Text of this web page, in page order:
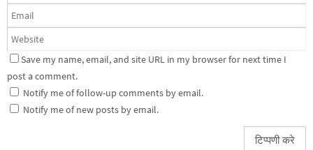
Save my name, email, and site URL in my browser for next time I
post a comment.
Notify me of follow-up comments by email.
Notify me of new posts by email.